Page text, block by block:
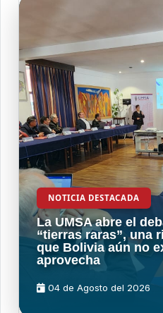
NOTICIA DESTACADA
La UMSA abre el
“tierras raras”, una
que Bolivia aún no
aprovecha
04 de Agosto del 2026